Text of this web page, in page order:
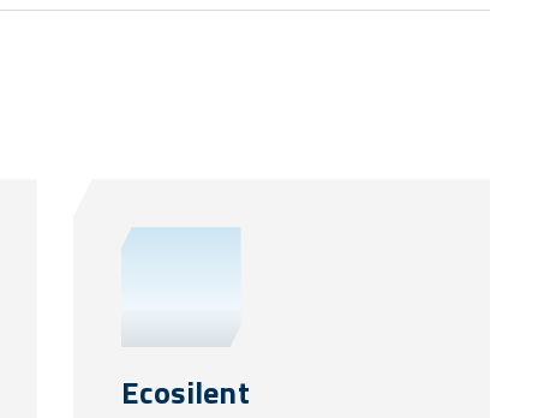
Ecosilent